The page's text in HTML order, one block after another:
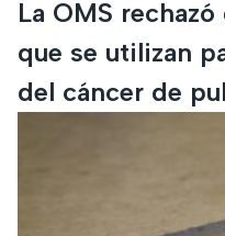
La OMS
que se utilizan
del cáncer de